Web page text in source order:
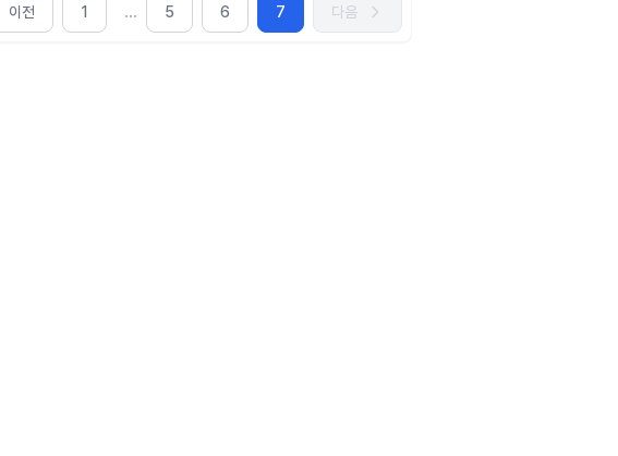
이전 1 ... 5 6 7 다음